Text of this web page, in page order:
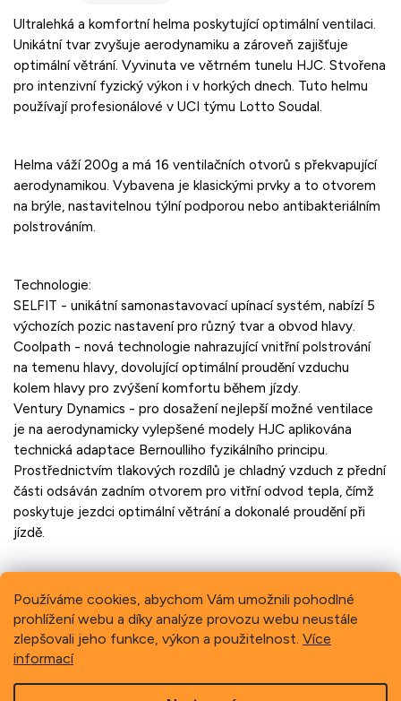
Používáme cookies, abychom Vám umožnili pohodlné
prohlížení webu a díky analýze provozu webu neustále
zlepšovali jeho funkce, výkon a použitelnost. Více
informací
Ultralehká a komfortní helma poskytující optimální ventilaci.
Unikátní tvar zvyšuje aerodynamiku a zároveň zajišťuje
optimální větrání. Vyvinuta ve větrném tunelu HJC. Stvořena
pro intenzivní fyzický výkon i v horkých dnech. Tuto helmu
používají profesionálové v UCI týmu Lotto Soudal.
Helma váží 200g a má 16 ventilačních otvorů s překvapující
aerodynamikou. Vybavena je klasickými prvky a to otvorem
na brýle, nastavitelnou týlní podporou nebo antibakteriálním
polstrováním.
Technologie:
SELFIT - unikátní samonastavovací upínací systém, nabízí 5
výchozích pozic nastavení pro různý tvar a obvod hlavy.
Coolpath - nová technologie nahrazující vnitřní polstrování
na temenu hlavy, dovolující optimální proudění vzduchu
kolem hlavy pro zvýšení komfortu během jízdy.
Ventury Dynamics - pro dosažení nejlepší možné ventilace
je na aerodynamicky vylepšené modely HJC aplikována
technická adaptace Bernoulliho fyzikálního principu.
Prostřednictvím tlakových rozdílů je chladný vzduch z přední
části odsáván zadním otvorem pro vitřní odvod tepla, čímž
poskytuje jezdci optimální větrání a dokonalé proudění při
jízdě.
Previous